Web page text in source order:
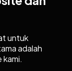
untuk
adalah
kami.